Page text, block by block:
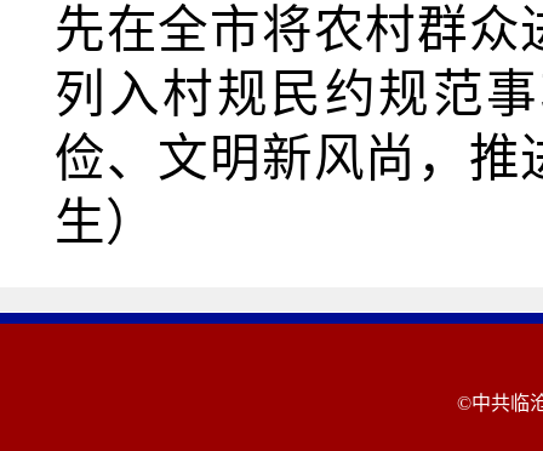
先在全市将农村群
列入村规民约规范
俭、文明新风尚，推
生）
©中共临